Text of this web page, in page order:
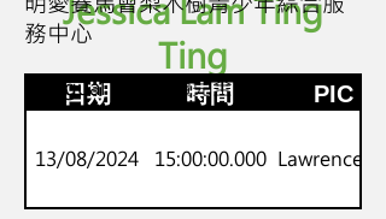
Jessica Lam Ting
Ting
日期 時間 PIC
13/08/2024 15:00:00.000 Lawrence Lo
高小
bilingual 雙語閱讀完全理解
務中心